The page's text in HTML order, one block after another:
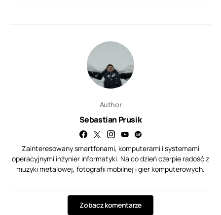
Author
Sebastian Prusik
Zainteresowany smartfonami, komputerami i systemami
operacyjnymi inżynier informatyki. Na co dzień czerpie radość z
muzyki metalowej, fotografii mobilnej i gier komputerowych.
Zobacz komentarze